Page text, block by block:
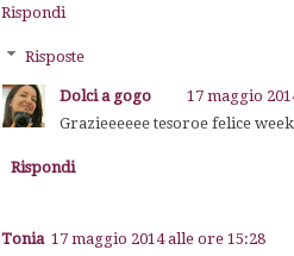
Rispondi
Risposte
Dolci a gogo
17 maggio
Grazieeeeee tesoroe felice
Rispondi
Tonia 17 maggio 2014 alle ore 15:28